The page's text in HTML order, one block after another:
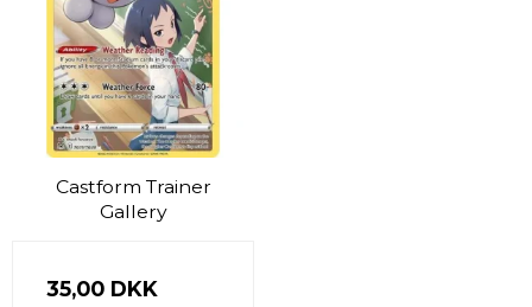
Castform Trainer
Gallery
35,00 DKK